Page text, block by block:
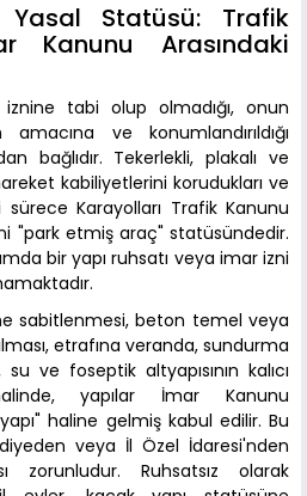
Yasal Statüsü: Trafik
Kanunu Arasındaki
tabi olup olmadığı, onun
amacına ve konumlandırıldığı
bağlıdır. Tekerlekli, plakalı ve
kabiliyetlerini korudukları ve
Karayolları Trafik Kanunu
"park etmiş araç" statüsündedir.
bir yapı ruhsatı veya imar izni
sabitlenmesi, beton temel veya
etrafına veranda, sundurma
ve foseptik altyapısının kalıcı
yapılar İmar Kanunu
haline gelmiş kabul edilir. Bu
veya İl Özel İdaresi'nden
zorunludur. Ruhsatsız olarak